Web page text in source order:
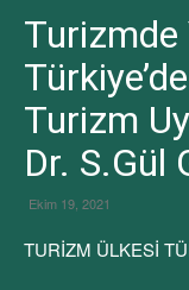
Turizm
Dr. S.Gül
Ekim 19, 2021
TURİZM ÜLKESİ